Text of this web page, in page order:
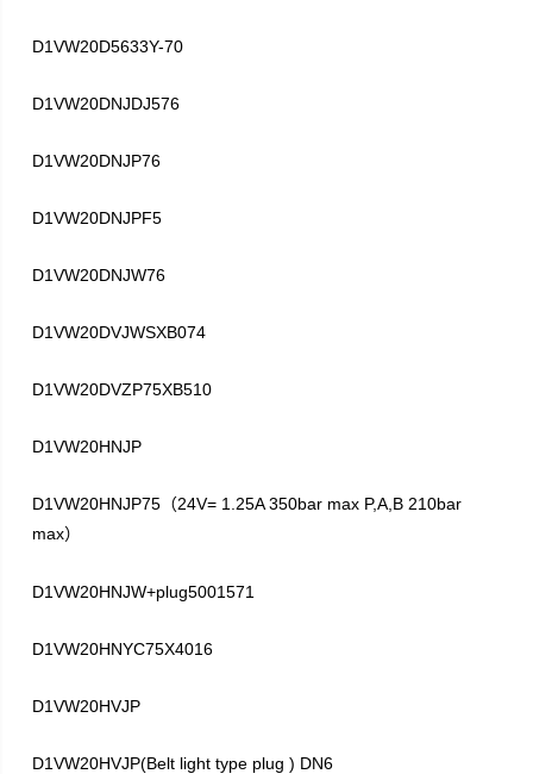
D1VW20D5633Y-70
D1VW20DNJDJ576
D1VW20DNJP76
D1VW20DNJPF5
D1VW20DNJW76
D1VW20DVJWSXB074
D1VW20DVZP75XB510
D1VW20HNJP
D1VW20HNJP75 （24V= 1.25A 350bar max P,A,B 210bar
max）
D1VW20HNJW+plug5001571
D1VW20HNYC75X4016
D1VW20HVJP
D1VW20HVJP(Belt light type plug ) DN6